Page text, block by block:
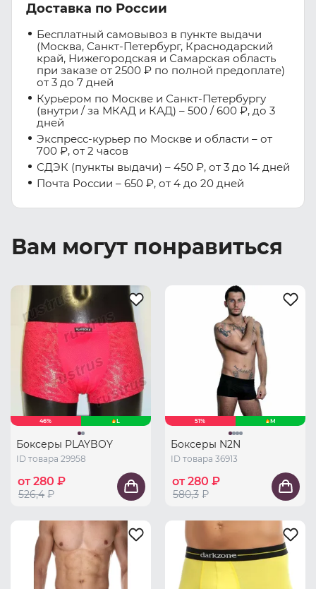
Доставка по России
Бесплатный самовывоз в пункте выдачи
(Москва, Санкт-Петербург, Краснодарский
край, Нижегородская и Самарская область
при заказе от 2500 ₽ по полной предоплате)
от 3 до 7 дней
Курьером по Москве и Санкт-Петербургу
(внутри / за МКАД и КАД) – 500 / 600 ₽, до 3
дней
Экспресс-курьер по Москве и области – от
700 ₽, от 2 часов
СДЭК (пункты выдачи) – 450 ₽, от 3 до 14 дней
Почта России – 650 ₽, от 4 до 20 дней
Вам могут понравиться
46% L
Боксеры PLAYBOY
ID товара 29958
от 280 ₽
526,4 ₽
51% M
Боксеры N2N
ID товара 36913
от 280 ₽
580,3 ₽